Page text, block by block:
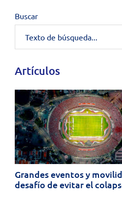
Buscar
Artículos
y movilidad urbana, el
el colapso de las ciudades